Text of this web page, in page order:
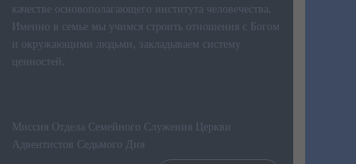
качестве основополагающего института человечества.
Именно в семье мы учимся строить отношения с Богом
и окружающими людьми, закладываем систему
ценностей.
Миссия Отдела Семейного Служения Церкви
Адвентистов Седьмого Дня